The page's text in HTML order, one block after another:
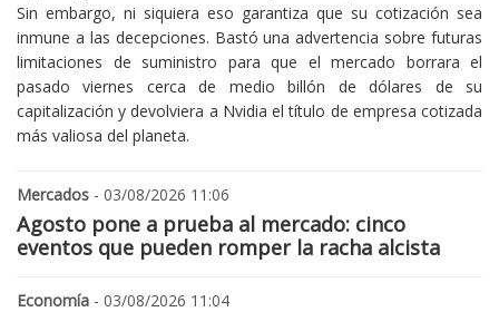
Sin embargo, ni siquiera eso garantiza que su cotización sea
inmune a las decepciones. Bastó una advertencia sobre futuras
limitaciones de suministro para que el mercado borrara el
pasado viernes cerca de medio billón de dólares de su
capitalización y devolviera a Nvidia el título de empresa cotizada
más valiosa del planeta.
Mercados - 03/08/2026 11:06
Agosto pone a prueba al mercado: cinco
eventos que pueden romper la racha alcista
Economía - 03/08/2026 11:04